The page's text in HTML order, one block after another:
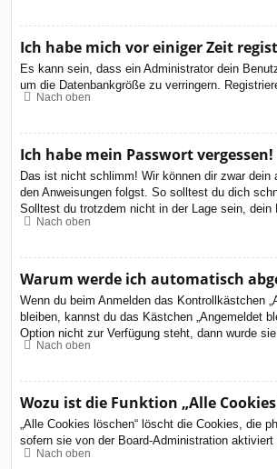
Ich habe mich vor einiger Zeit
Es kann sein, dass ein Administrator dein
um die Datenbankgröße zu verringern.
Nach oben
Ich habe mein Passwort vergessen!
Das ist nicht schlimm! Wir können dir zwar
den Anweisungen folgst. So solltest du dich
Solltest du trotzdem nicht in der Lage sein,
Nach oben
Warum werde ich automatisch
Wenn du beim Anmelden das Kontrollkästchen
bleiben, kannst du das Kästchen „Angemeldet
Option nicht zur Verfügung steht, dann wurde
Nach oben
Wozu ist die Funktion „Alle
„Alle Cookies löschen“ löscht die Cookies, die
sofern sie von der Board-Administration
Nach oben